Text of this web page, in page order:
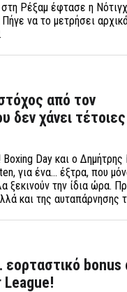
Ρέξαμ έφτασε η
να το μετρήσει
από τον
δεν χάνει τέτοιες
Day και ο
για ένα… έξτρα, που
ξεκινούν την ίδια ώρα.
και της αυταπάρνησης
εορταστικό bonus